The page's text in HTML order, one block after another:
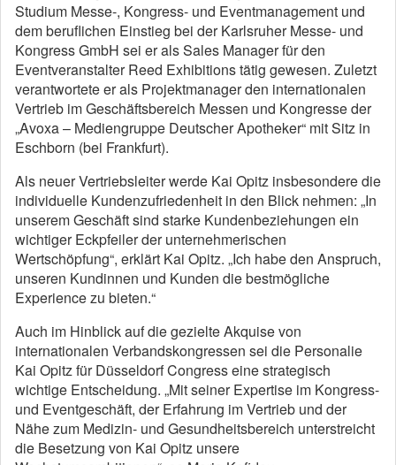
Studium Messe-, Kongress- und Eventmanagement und
dem beruflichen Einstieg bei der Karlsruher Messe- und
Kongress GmbH sei er als Sales Manager für den
Eventveranstalter Reed Exhibitions tätig gewesen. Zuletzt
verantwortete er als Projektmanager den internationalen
Vertrieb im Geschäftsbereich Messen und Kongresse der
„Avoxa – Mediengruppe Deutscher Apotheker“ mit Sitz in
Eschborn (bei Frankfurt).
Als neuer Vertriebsleiter werde Kai Opitz insbesondere die
individuelle Kundenzufriedenheit in den Blick nehmen: „In
unserem Geschäft sind starke Kundenbeziehungen ein
wichtiger Eckpfeiler der unternehmerischen
Wertschöpfung“, erklärt Kai Opitz. „Ich habe den Anspruch,
unseren Kundinnen und Kunden die bestmögliche
Experience zu bieten.“
Auch im Hinblick auf die gezielte Akquise von
internationalen Verbandskongressen sei die Personalie
Kai Opitz für Düsseldorf Congress eine strategisch
wichtige Entscheidung. „Mit seiner Expertise im Kongress-
und Eventgeschäft, der Erfahrung im Vertrieb und der
Nähe zum Medizin- und Gesundheitsbereich unterstreicht
die Besetzung von Kai Opitz unsere